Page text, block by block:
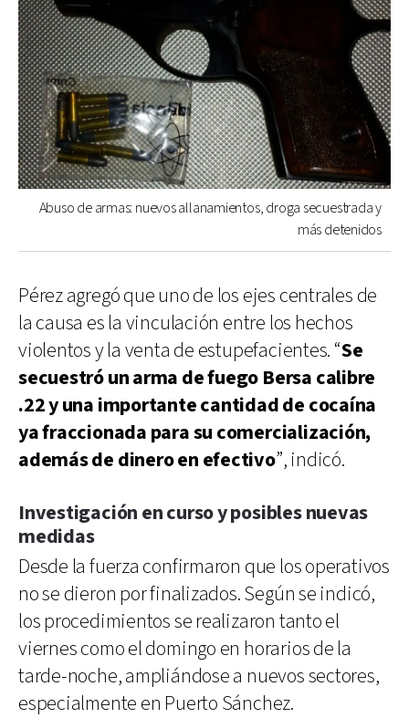
Abuso de armas: nuevos allanamientos, droga secuestrada y
más detenidos
Pérez agregó que uno de los ejes centrales de
la causa es la vinculación entre los hechos
violentos y la venta de estupefacientes. “Se
secuestró un arma de fuego Bersa calibre
.22 y una importante cantidad de cocaína
ya fraccionada para su comercialización,
además de dinero en efectivo”, indicó.
Investigación en curso y posibles nuevas
medidas
Desde la fuerza confirmaron que los operativos
no se dieron por finalizados. Según se indicó,
los procedimientos se realizaron tanto el
viernes como el domingo en horarios de la
tarde-noche, ampliándose a nuevos sectores,
especialmente en Puerto Sánchez.